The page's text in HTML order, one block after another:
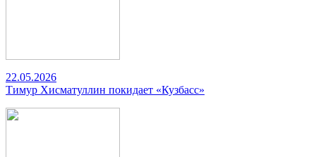
22.05.2026
Тимур Хисматуллин покидает «Кузбасс»